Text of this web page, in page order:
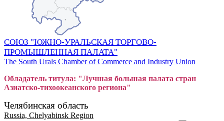
СОЮЗ "ЮЖНО-УРАЛЬСКАЯ ТОРГОВО-
ПРОМЫШЛЕННАЯ ПАЛАТА"
The South Urals Chamber of Commerce and Industry Union
Обладатель титула: "Лучшая большая палата стран
Азиатско-тихоокеанского региона"
Челябинская область
Russia, Chelyabinsk Region